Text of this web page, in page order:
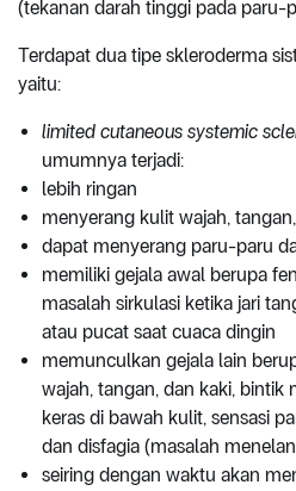
(tekanan darah tinggi pada paru-
Terdapat dua tipe skleroderma
yaitu:
limited cutaneous systemic
umumnya terjadi:
lebih ringan
menyerang kulit wajah,
dapat menyerang paru-paru
memiliki gejala awal berupa
masalah sirkulasi ketika jari
atau pucat saat cuaca dingin
memunculkan gejala lain
wajah, tangan, dan kaki, bintik
keras di bawah kulit, sensasi
dan disfagia (masalah
seiring dengan waktu akan